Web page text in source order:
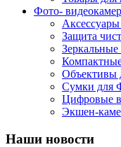
Фото-
Защита
Объективы
Сумки для
Цифровые
Экшен-
Наши новости